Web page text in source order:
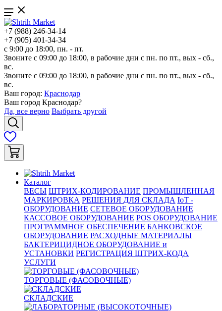
+7 (988) 246-34-14
+7 (905) 401-34-34
с 9:00 до 18:00, пн. - пт.
Звоните с 09:00 до 18:00, в рабочие дни с пн. по пт., вых - сб.,
вс.
Звоните с 09:00 до 18:00, в рабочие дни с пн. по пт., вых - сб.,
вс.
Ваш город: Краснодар
Ваш город Краснодар?
Да, все верно Выбрать другой
Каталог
ВЕСЫ ШТРИХ-КОДИРОВАНИЕ ПРОМЫШЛЕННАЯ
МАРКИРОВКА РЕШЕНИЯ ДЛЯ СКЛАДА IoT -
ОБОРУДОВАНИЕ СЕТЕВОЕ ОБОРУДОВАНИЕ
КАССОВОЕ ОБОРУДОВАНИЕ POS ОБОРУДОВАНИЕ
ПРОГРАММНОЕ ОБЕСПЕЧЕНИЕ БАНКОВСКОЕ
ОБОРУДОВАНИЕ РАСХОДНЫЕ МАТЕРИАЛЫ
БАКТЕРИЦИДНОЕ ОБОРУДОВАНИЕ и
УСТАНОВКИ РЕГИСТРАЦИЯ ШТРИХ-КОДА
УСЛУГИ
ТОРГОВЫЕ (ФАСОВОЧНЫЕ)
СКЛАДСКИЕ